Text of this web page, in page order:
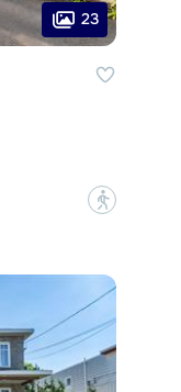
23
?